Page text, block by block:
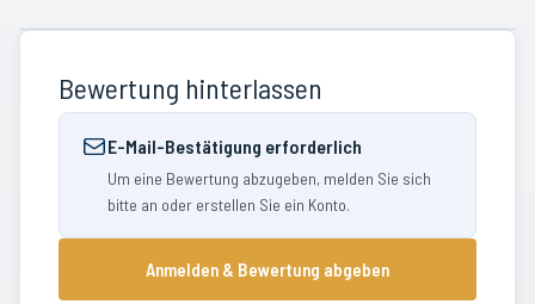
Bewertung hinterlassen
E-Mail-Bestätigung erforderlich
Um eine Bewertung abzugeben, melden Sie sich
bitte an oder erstellen Sie ein Konto.
Anmelden & Bewertung abgeben